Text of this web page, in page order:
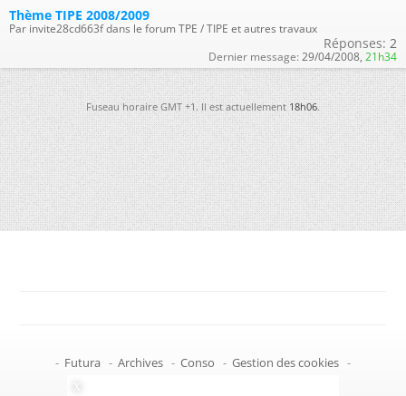
Thème TIPE 2008/2009
Par invite28cd663f dans le forum TPE / TIPE et autres travaux
Réponses: 2
Dernier message: 29/04/2008, 21h34
Fuseau horaire GMT +1. Il est actuellement18h06.
- Futura - Archives - Conso - Gestion des cookies -